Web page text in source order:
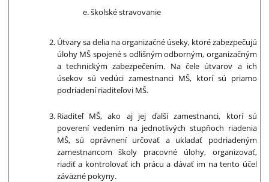
školské stravovanie
Útvary sa delia na organizačné úseky, ktoré zabezpečujú
úlohy MŠ spojené s odlišným odborným, organizačným
a technickým zabezpečením. Na čele útvarov a ich
úsekov sú vedúci zamestnanci MŠ, ktorí sú priamo
podriadení riaditeľovi MŠ.
Riaditeľ MŠ, ako aj jej ďalší zamestnanci, ktorí sú
poverení vedením na jednotlivých stupňoch riadenia
MŠ, sú oprávnení určovať a ukladať podriadeným
zamestnancom školy pracovné úlohy, organizovať,
riadiť a kontrolovať ich prácu a dávať im na tento účel
záväzné pokyny.